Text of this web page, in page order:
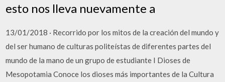
esto nos lleva nuevamente a
13/01/2018 · Recorrido por los mitos de la creación del mundo y
del ser humano de culturas politeístas de diferentes partes del
mundo de la mano de un grupo de estudiante I Dioses de
Mesopotamia Conoce los dioses más importantes de la Cultura